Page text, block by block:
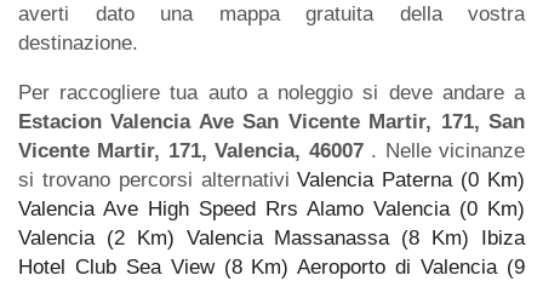
averti dato una mappa gratuita della vostra
destinazione.
Per raccogliere tua auto a noleggio si deve andare a
Estacion Valencia Ave San Vicente Martir, 171, San
Vicente Martir, 171, Valencia, 46007 . Nelle vicinanze
si trovano percorsi alternativiValencia Paterna (0 Km)
Valencia Ave High Speed Rrs Alamo Valencia (0 Km)
Valencia (2 Km) Valencia Massanassa (8 Km)
Ibiza
Hotel Club Sea View (8 Km) Aeroporto di Valencia (9